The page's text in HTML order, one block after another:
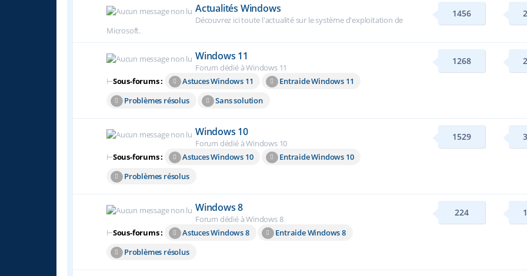
Actualités Windows
Découvrez ici toute l'actualité sur le système d'exploitation de
Microsoft.
1456
Windows 11
Forum dédié à Windows 11
⊢Sous-forums : Astuces Windows 11
Entraide Windows 11
Problèmes résolus
Sans solution
1268
Windows 10
Forum dédié à Windows 10
⊢Sous-forums : Astuces Windows 10
Entraide Windows 10
Problèmes résolus
1529
Windows 8
Forum dédié à Windows 8
⊢Sous-forums : Astuces Windows 8
Entraide Windows 8
Problèmes résolus
224